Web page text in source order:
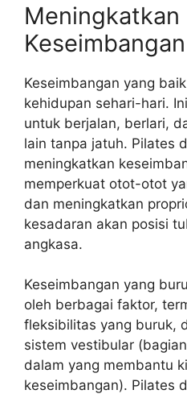
Meningkatkan
Keseimbangan
Keseimbangan yang
kehidupan sehari-hari.
untuk berjalan, berlari,
lain tanpa jatuh. Pilates
meningkatkan
memperkuat otot-otot
dan meningkatkan
kesadaran akan posisi
angkasa.
Keseimbangan yang
oleh berbagai faktor,
fleksibilitas yang buruk,
sistem vestibular
dalam yang membantu
keseimbangan). Pilates